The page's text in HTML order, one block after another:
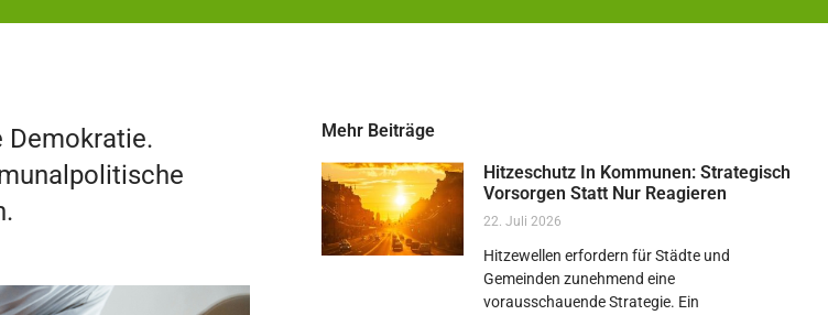
Demokratie.
Mehr Beiträge
Hitzeschutz In Kommunen: Strategisch
Vorsorgen Statt Nur Reagieren
22. Juli 2026
Hitzewellen erfordern für Städte und
Gemeinden zunehmend eine
vorausschauende Strategie. Ein